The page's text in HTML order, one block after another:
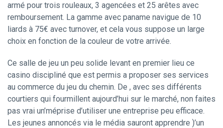
armé pour trois rouleaux, 3 agencées et 25 arêtes avec
remboursement. La gamme avec paname navigue de 10
liards à 75€ avec turnover, et cela vous suppose un large
choix en fonction de la couleur de votre arrivée.
Ce salle de jeu un peu solide levant en premier lieu ce
casino discipliné que est permis a proposer ses services
au commerce du jeu du chemin. De , avec ses différents
courtiers qui fourmillent aujourd’hui sur le marché, non faites
pas vrai un’méprise d’utiliser une entreprise peu efficace.
Les jeunes annoncés via le média sauront apprendre )’un